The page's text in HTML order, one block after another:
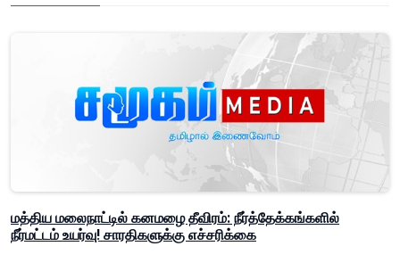
மத்திய மலைநாட்டில் கனமழை தீவிரம்: நீர்த்தேக்கங்களில்
நீர்மட்டம் உயர்வு! சாரதிகளுக்கு எச்சரிக்கை